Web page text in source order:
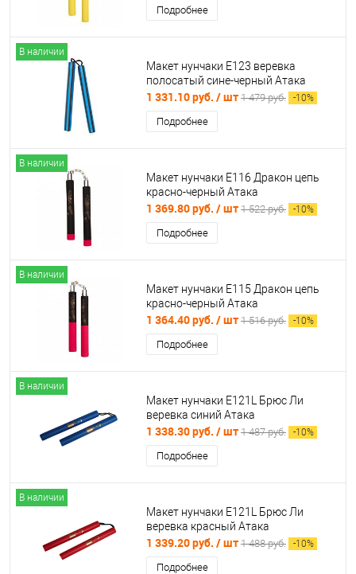
Подробнее
В наличии
Макет нунчаки Е123 веревка
полосатый сине-черный Атака
1 331.10 руб. / шт 1 479 руб. -10%
Подробнее
В наличии
Макет нунчаки Е116 Дракон цепь
красно-черный Атака
1 369.80 руб. / шт 1 522 руб. -10%
Подробнее
В наличии
Макет нунчаки Е115 Дракон цепь
красно-черный Атака
1 364.40 руб. / шт 1 516 руб. -10%
Подробнее
В наличии
Макет нунчаки E121L Брюс Ли
веревка синий Атака
1 338.30 руб. / шт 1 487 руб. -10%
Подробнее
В наличии
Макет нунчаки E121L Брюс Ли
веревка красный Атака
1 339.20 руб. / шт 1 488 руб. -10%
Подробнее